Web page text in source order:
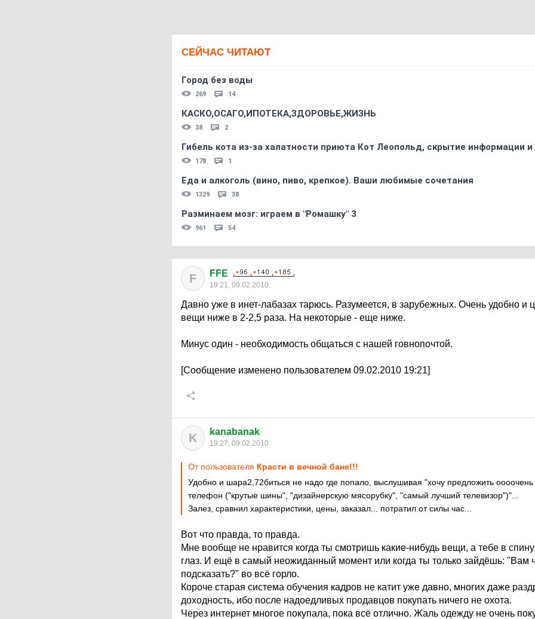
СЕЙЧАС ЧИТАЮТ
Город без воды
269 14
КАСКО,ОСАГО,ИПОТЕКА,ЗДОРОВЬЕ,ЖИЗНЬ
38 2
Гибель кота из-за халатности приюта Кот Леопольд, скрытиe информации
178 1
Еда и алкоголь (вино, пиво, крепкое). Ваши любимые сочетания
1329 38
Разминаем мозг: играем в "Ромашку" 3
961 54
F FFE
19:21, 09.02.2010
Давно уже в инет-лабазах тарюсь. Разумеется, в зарубежных. Очень удобно и
вещи ниже в 2-2,5 раза. На некоторые - еще ниже.
Минус один - необходимость общаться с нашей говнопочтой.
[Сообщение изменено пользователем 09.02.2010 19:21]
K kanabanak
19:27, 09.02.2010
От пользователя Красти в вечной бане!!!
Удобно и шара2,72биться не надо где попало, выслушивая "хочу предложить
телефон ("крутые шины", "дизайнерскую мясорубку", "самый лучший телевизор")"...
Залез, сравнил характеристики, цены, заказал... потратил от силы час...
Вот что правда, то правда.
Мне вообще не нравится когда ты смотришь какие-нибудь вещи, а тебе в
глаз. И ещё в самый неожиданный момент или когда ты только зайдёшь: "Вам
подсказать?" во всё горло.
Короче старая система обучения кадров не катит уже давно, многих даже
доходность, ибо после надоедливых продавцов покупать ничего не охота.
Через интернет многое покупала, пока всё отлично. Жаль одежду не очень